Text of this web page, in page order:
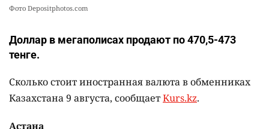
Фото Depositphotos.com
Доллар в мегаполисах продают по 470,5-473
тенге.
Сколько стоит иностранная валюта в обменниках
Казахстана 9 августа, сообщаетKurs.kz.
Астана